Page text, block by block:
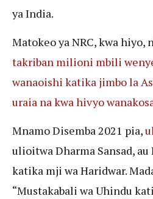
ya India.
Matokeo ya NRC, kwa hiyo,
takriban milioni mbili
wanaoishi katika jimbo la
uraia na kwa hivyo
Mnamo Disemba 2021 pia,
ulioitwa Dharma Sansad,
katika mji wa Haridwar.
“Mustakabali wa Uhindu